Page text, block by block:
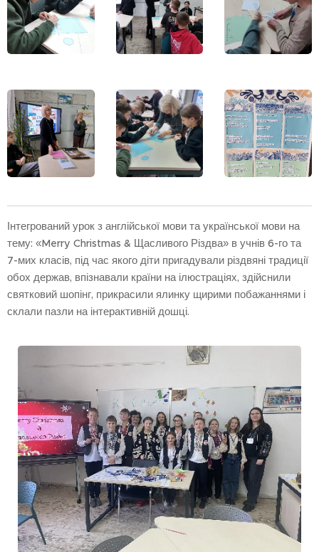
Інтегрований урок з англійської мови та української мови на
тему: «Merry Christmas & Щасливого Різдва» в учнів 6-го та
7-мих класів, під час якого діти пригадували різдвяні традиції
обох держав, впізнавали країни на ілюстраціях, здійснили
святковий шопінг, прикрасили ялинку щирими побажаннями і
склали пазли на інтерактивній дошці.